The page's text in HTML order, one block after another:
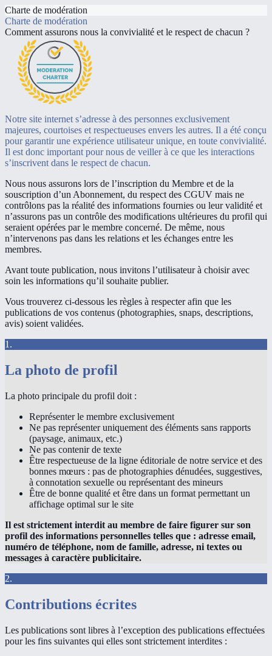
Charte de modération
Charte de modération
Comment assurons nous la convivialité et le respect de chacun ?
Notre site internet s’adresse à des personnes exclusivement
majeures, courtoises et respectueuses envers les autres. Il a été conçu
pour garantir une expérience utilisateur unique, en toute convivialité.
Il est donc important pour nous de veiller à ce que les interactions
s’inscrivent dans le respect de chacun.
Nous nous assurons lors de l’inscription du Membre et de la
souscription d’un Abonnement, du respect des CGUV mais ne
contrôlons pas la réalité des informations fournies ou leur validité et
n’assurons pas un contrôle des modifications ultérieures du profil qui
seraient opérées par le membre concerné. De même, nous
n’intervenons pas dans les relations et les échanges entre les
membres.
Avant toute publication, nous invitons l’utilisateur à choisir avec
soin les informations qu’il souhaite publier.
Vous trouverez ci-dessous les règles à respecter afin que les
publications de vos contenus (photographies, snaps, descriptions,
avis) soient validées.
1.
La photo de profil
La photo principale du profil doit :
Représenter le membre exclusivement
Ne pas représenter uniquement des éléments sans rapports
(paysage, animaux, etc.)
Ne pas contenir de texte
Être respectueuse de la ligne éditoriale de notre service et des
bonnes mœurs : pas de photographies dénudées, suggestives,
à connotation sexuelle ou représentant des mineurs
Être de bonne qualité et être dans un format permettant un
affichage optimal sur le site
Il est strictement interdit au membre de faire figurer sur son
profil des informations personnelles telles que : adresse email,
numéro de téléphone, nom de famille, adresse, ni textes ou
messages à caractère publicitaire.
2.
Contributions écrites
Les publications sont libres à l’exception des publications effectuées
pour les fins suivantes qui elles sont strictement interdites :